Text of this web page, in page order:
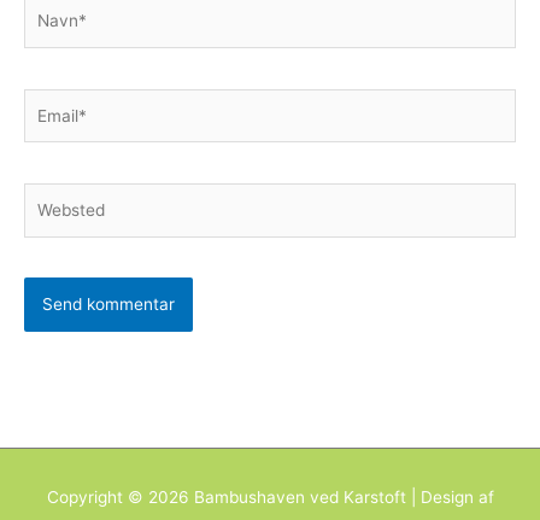
Copyright © 2026 Bambushaven ved Karstoft | Design af